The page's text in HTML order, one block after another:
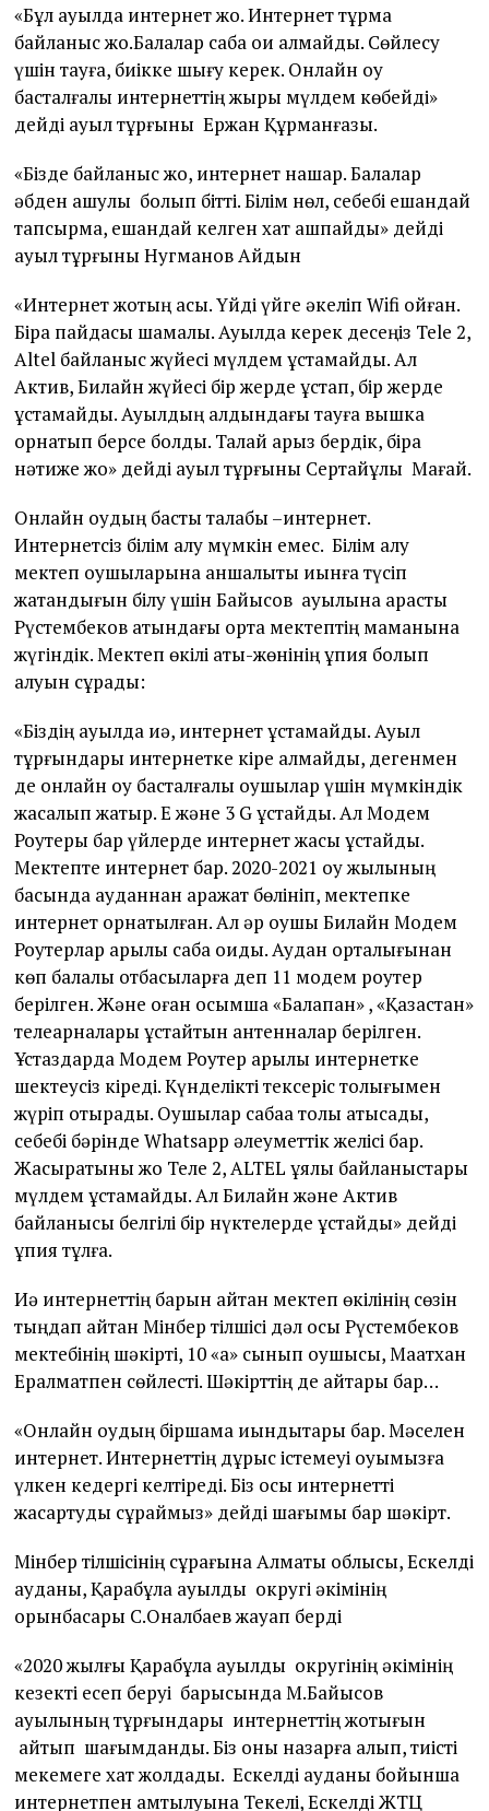
«Бұл ауылда интернет жоқ. Интернет тұрмақ
байланыс жоқ.Балалар сабақ оқи алмайды. Сөйлесу
үшін тауға, биікке шығу керек. Онлайн оқу
басталғалы интернеттің жыры мүлдем көбейді»
дейді ауыл тұрғыны Ержан Құрманғазы.
«Бізде байланыс жоқ, интернет нашар. Балалар
әбден ашулы болып бітті. Білім нөл, себебі ешқандай
тапсырма, ешқандай келген хат ашпайды» дейді
ауыл тұрғыны Нугманов Айдын
«Интернет жоқтың қасы. Үйді үйге әкеліп Wifi қойған.
Бірақ пайдасы шамалы. Ауылда керек десеңіз Tele 2,
Altel байланыс жүйесі мүлдем ұстамайды. Ал
Актив, Билайн жүйесі бір жерде ұстап, бір жерде
ұстамайды. Ауылдың алдындағы тауға вышка
орнатып берсе болды. Талай арыз бердік, бірақ
нәтиже жоқ» дейді ауыл тұрғыны Сертайұлы Мағай.
Онлайн оқудың басты талабы –интернет.
Интернетсіз білім алу мүмкін емес. Білім алу
мектеп оқушыларына қаншалықты қиынға түсіп
жатқандығын білу үшін Байысов ауылына қарасты
Рүстембеков атындағы орта мектептің маманына
жүгіндік. Мектеп өкілі аты-жөнінің құпия болып
қалуын сұрады:
«Біздің ауылда иә, интернет ұстамайды. Ауыл
тұрғындары интернетке кіре алмайды, дегенмен
де онлайн оқу басталғалы оқушылар үшін мүмкіндік
жасалып жатыр. Е және 3 G ұстайды. Ал Модем
Роутеры бар үйлерде интернет жақсы ұстайды.
Мектепте интернет бар. 2020-2021 оқу жылының
басында ауданнан қаражат бөлініп, мектепке
интернет орнатылған. Ал әр оқушы Билайн Модем
Роутерлар арқылы сабақ оқиды. Аудан орталығынан
көп балалы отбасыларға деп 11 модем роутер
берілген. Және оған қосымша «Балапан» , «Қазақстан»
телеарналары ұстайтын антенналар берілген.
Ұстаздарда Модем Роутер арқылы интернетке
шектеусіз кіреді. Күнделікті тексеріс толығымен
жүріп отырады. Оқушылар сабаққа толық қатысады,
себебі бәрінде Whatsapp әлеуметтік желісі бар.
Жасыратыны жоқ Теле 2, ALTEL ұялы байланыстары
мүлдем ұстамайды. Ал Билайн және Актив
байланысы белгілі бір нүктелерде ұстайды» дейді
құпия тұлға.
Иә интернеттің барын айтқан мектеп өкілінің сөзін
тыңдап қайтқан Мінбер тілшісі дәл осы Рүстембеков
мектебінің шәкірті, 10 «а» сынып оқушысы, Мақатхан
Ералматпен сөйлесті. Шәкірттің де айтары бар…
«Онлайн оқудың біршама қиындықтары бар. Мәселен
интернет. Интернеттің дұрыс істемеуі оқуымызға
үлкен кедергі келтіреді. Біз осы интернетті
жақсартуды сұраймыз» дейді шағымы бар шәкірт.
Мінбер тілшісінің сұрағына Алматы облысы, Ескелді
ауданы, Қарабұлақ ауылдық округі әкімінің
орынбасары С.Оналбаев жауап берді
«2020 жылғы Қарабұлақ ауылдық округінің әкімінің
кезекті есеп беруі барысында М.Байысов
ауылының тұрғындары интернеттің жоқтығын
айтып шағымданды. Біз оны назарға алып, тиісті
мекемеге хат жолдадық. Ескелді ауданы бойынша
интернетпен қамтылуына Текелі, Ескелді ЖТЦ